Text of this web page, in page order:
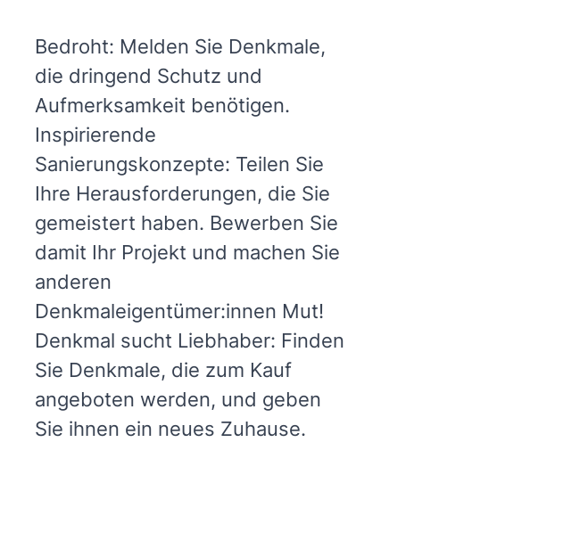
Bedroht: Melden Sie Denkmale,
die dringend Schutz und
Aufmerksamkeit benötigen.
Inspirierende
Sanierungskonzepte: Teilen Sie
Ihre Herausforderungen, die Sie
gemeistert haben. Bewerben Sie
damit Ihr Projekt und machen Sie
anderen
Denkmaleigentümer:innen Mut!
Denkmal sucht Liebhaber: Finden
Sie Denkmale, die zum Kauf
angeboten werden, und geben
Sie ihnen ein neues Zuhause.